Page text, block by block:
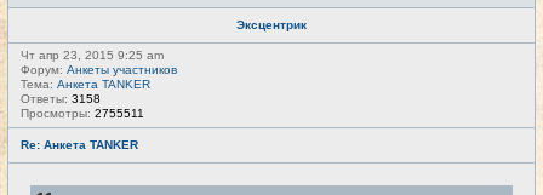
Эксцентрик
Чт апр 23, 2015 9:25 am
Форум: Анкеты участников
Тема: Анкета TANKER
Ответы: 3158
Просмотры: 2755511
Re: Анкета TANKER